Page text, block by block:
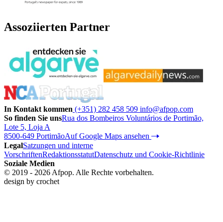
Assoziierten Partner
In Kontakt kommen (+351) 282 458 509 info@afpop.com
So finden Sie unsRua dos Bombeiros Voluntários de Portimão,
Lote 5, Loja A
8500-649 PortimãoAuf Google Maps ansehen
LegalSatzungen und interne
VorschriftenRedaktionsstatutDatenschutz und Cookie-Richtlinie
Soziale Medien
© 2019 - 2026 Afpop. Alle Rechte vorbehalten.
design by crochet